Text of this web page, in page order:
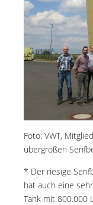
Foto: VWT,
übergroßen
* Der riesige
hat auch eine
Tank mit 800.000